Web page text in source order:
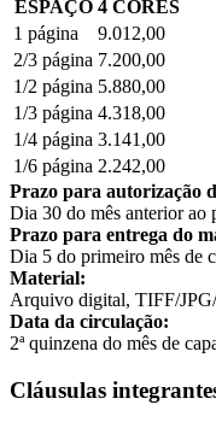
ESPAÇO 4 CORES
1 página
9.012,00
2/3 página 7.200,00
1/2 página 5.880,00
1/3 página 4.318,00
1/4 página 3.141,00
1/6 página 2.242,00
Prazo para autorização
Dia 30 do mês anterior ao
Prazo para entrega do
Dia 5 do primeiro mês de
Material:
Arquivo digital, TIFF/
Data da circulação:
2ª quinzena do mês de
Cláusulas